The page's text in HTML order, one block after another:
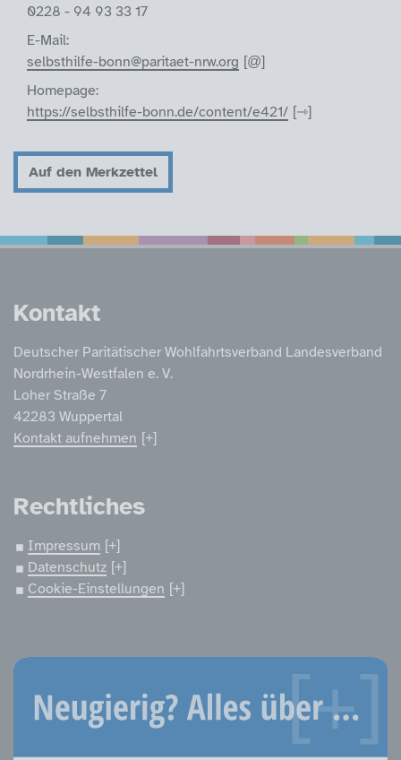
0228 - 94 93 33 17
E-Mail:
selbsthilfe-bonn@paritaet-nrw.org
Homepage:
https://selbsthilfe-bonn.de/content/e421/
Auf den Merkzettel
Service
Kontakt
Deutscher Paritätischer Wohlfahrtsverband Landesverband
Nordrhein-Westfalen e. V.
Loher Straße 7
42283 Wuppertal
Kontakt aufnehmen
Rechtliches
Impressum
Datenschutz
Cookie-Einstellungen